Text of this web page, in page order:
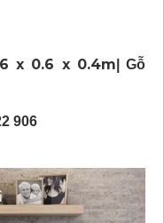
x 0.6 x 0.4m | Gỗ
906